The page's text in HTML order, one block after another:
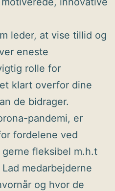
leder, at vise tillid og
eneste
rolle for
klart overfor dine
de bidrager.
pandemi, er
fordelene ved
fleksibel m.h.t
medarbejderne
og hvor de